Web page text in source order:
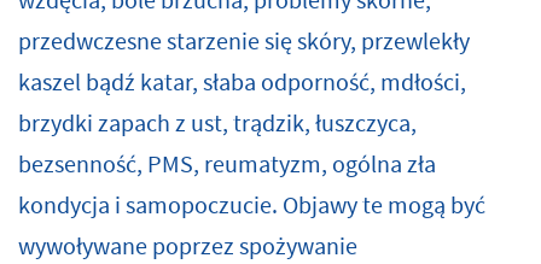
przedwczesne starzenie się skóry, przewlekły
kaszel bądź katar, słaba odporność, mdłości,
brzydki zapach z ust, trądzik, łuszczyca,
bezsenność, PMS, reumatyzm, ogólna zła
kondycja i samopoczucie. Objawy te mogą być
wywoływane poprzez spożywanie